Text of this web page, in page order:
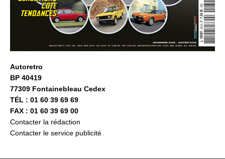
Autoretro
BP 40419
77309 Fontainebleau Cedex
TÉL : 01 60 39 69 69
FAX : 01 60 39 69 00
Contacter la rédaction
Contacter le service publicité